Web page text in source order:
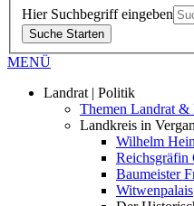
Hier Suchbegriff eingeben
Suche Starten
MENÜ
Landrat | Politik
Themen Landrat &
Landkreis in
Wilhelm
Reichsgräfin
Baumeister
Witwenpalais